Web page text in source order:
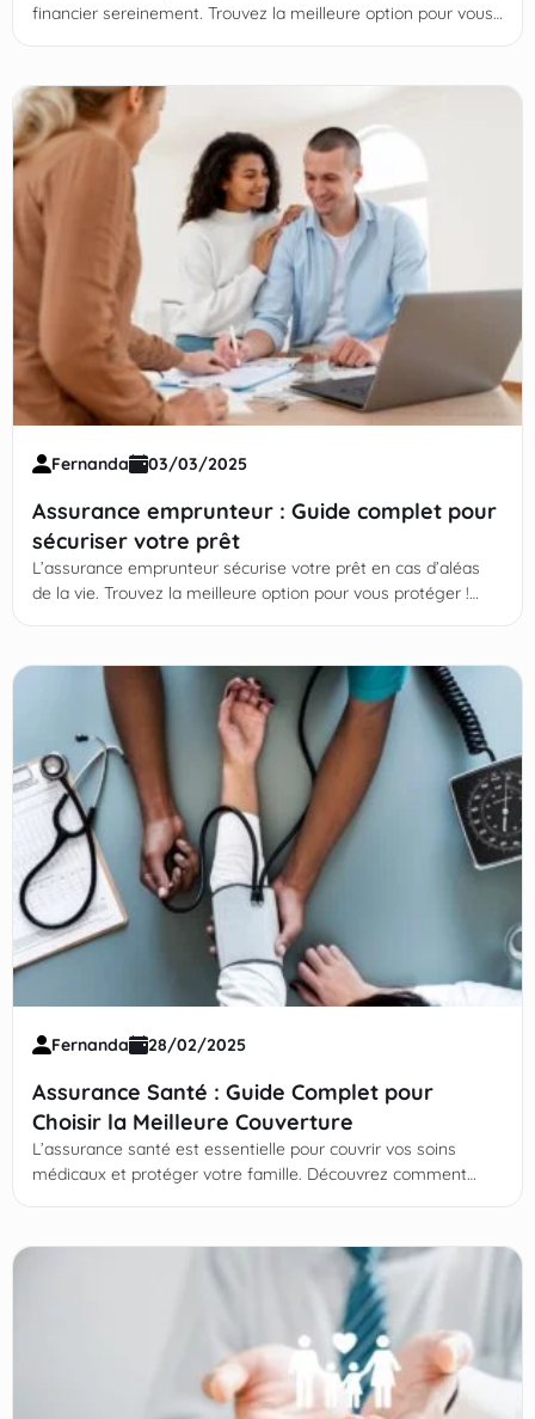
financier sereinement. Trouvez la meilleure option pour vous !
Fernanda 03/03/2025
Assurance emprunteur : Guide complet pour
sécuriser votre prêt
L’assurance emprunteur sécurise votre prêt en cas d’aléas
de la vie. Trouvez la meilleure option pour vous protéger !
Fernanda 28/02/2025
Assurance Santé : Guide Complet pour
Choisir la Meilleure Couverture
L’assurance santé est essentielle pour couvrir vos soins
médicaux et protéger votre famille. Découvrez comment